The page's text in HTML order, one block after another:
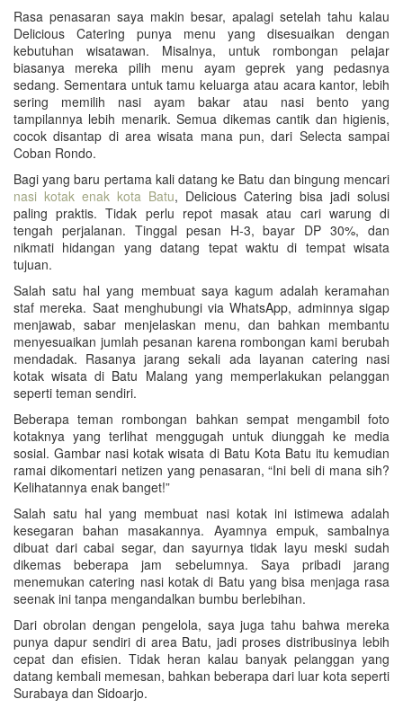
Rasa penasaran saya makin besar, apalagi setelah tahu kalau
Delicious Catering punya menu yang disesuaikan dengan
kebutuhan wisatawan. Misalnya, untuk rombongan pelajar
biasanya mereka pilih menu ayam geprek yang pedasnya
sedang. Sementara untuk tamu keluarga atau acara kantor, lebih
sering memilih nasi ayam bakar atau nasi bento yang
tampilannya lebih menarik. Semua dikemas cantik dan higienis,
cocok disantap di area wisata mana pun, dari Selecta sampai
Coban Rondo.
Bagi yang baru pertama kali datang ke Batu dan bingung mencari
nasi kotak enak kota Batu, Delicious Catering bisa jadi solusi
paling praktis. Tidak perlu repot masak atau cari warung di
tengah perjalanan. Tinggal pesan H-3, bayar DP 30%, dan
nikmati hidangan yang datang tepat waktu di tempat wisata
tujuan.
Salah satu hal yang membuat saya kagum adalah keramahan
staf mereka. Saat menghubungi via WhatsApp, adminnya sigap
menjawab, sabar menjelaskan menu, dan bahkan membantu
menyesuaikan jumlah pesanan karena rombongan kami berubah
mendadak. Rasanya jarang sekali ada layanan catering nasi
kotak wisata di Batu Malang yang memperlakukan pelanggan
seperti teman sendiri.
Beberapa teman rombongan bahkan sempat mengambil foto
kotaknya yang terlihat menggugah untuk diunggah ke media
sosial. Gambar nasi kotak wisata di Batu Kota Batu itu kemudian
ramai dikomentari netizen yang penasaran, “Ini beli di mana sih?
Kelihatannya enak banget!”
Salah satu hal yang membuat nasi kotak ini istimewa adalah
kesegaran bahan masakannya. Ayamnya empuk, sambalnya
dibuat dari cabai segar, dan sayurnya tidak layu meski sudah
dikemas beberapa jam sebelumnya. Saya pribadi jarang
menemukan catering nasi kotak di Batu yang bisa menjaga rasa
seenak ini tanpa mengandalkan bumbu berlebihan.
Dari obrolan dengan pengelola, saya juga tahu bahwa mereka
punya dapur sendiri di area Batu, jadi proses distribusinya lebih
cepat dan efisien. Tidak heran kalau banyak pelanggan yang
datang kembali memesan, bahkan beberapa dari luar kota seperti
Surabaya dan Sidoarjo.